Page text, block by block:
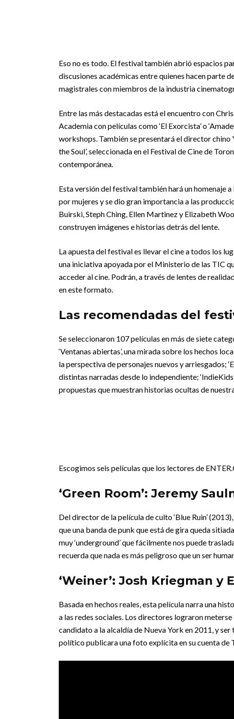
Eso no es todo. El festival también abrió espacios
discusiones académicas entre quienes hacen parte
magistrales con miembros de la industria
Entre las más destacadas está el encuentro con
Academia con películas como ‘El Exorcista’ o
workshops. También se presentará el director chino
the Soul’, seleccionada en el Festival de Cine de
contemporánea.
Esta versión del festival también hará un homenaje
por mujeres y se dio gran importancia a las
Buirski, Steph Ching, Ellen Martinez y Elizabeth
construyen imágenes e historias detrás del lente.
La apuesta del festival es llevar el cine a todos los
una iniciativa apoyada por el Ministerio de las TIC
acceder al cine. Podrán, a través de lentes de
en este formato.
Las recomendadas del
Se seleccionaron 107 películas en más de siete
‘Ventanas abiertas’, una mirada sobre los hechos
la perspectiva de personajes nuevos y arriesgados;
distintas narradas desde lo independiente;
propuestas que muestran historias ocultas de
Escogimos seis películas que los lectores de
‘Green Room’: Jeremy
Del director de la película de culto ‘Blue Ruin’
que una banda de punk que está de gira queda
muy ‘underground’ que fácilmente nos puede
recuerda que nada es más peligroso que un ser
‘Weiner’: Josh Kriegman y
Basada en hechos reales, esta película narra una
a las redes sociales. Los directores lograron
candidato a la alcaldía de Nueva York en 2011, y
político publicara una foto explícita en su cuenta de